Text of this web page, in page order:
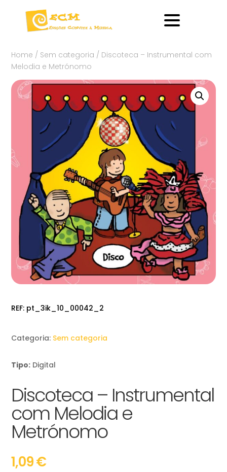
Home / Sem categoria / Discoteca – Instrumental com
Melodia e Metrónomo
REF: pt_3ik_10_00042_2
Categoria: Sem categoria
Tipo: Digital
Discoteca – Instrumental
com Melodia e
Metrónomo
1,09€